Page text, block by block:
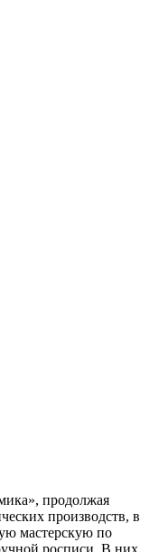
продолжая
производств, в
мастерскую по
росписи. В них